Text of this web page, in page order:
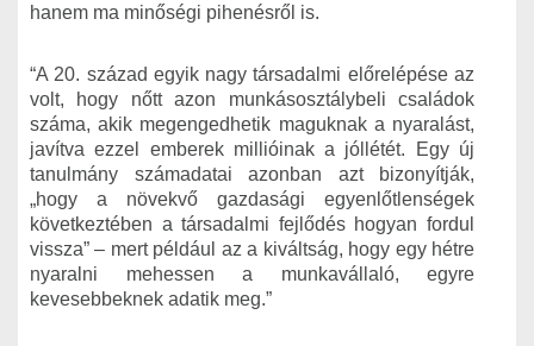
hanem ma minőségi pihenésről is.
“A 20. század egyik nagy társadalmi előrelépése az
volt, hogy nőtt azon munkásosztálybeli családok
száma, akik megengedhetik maguknak a nyaralást,
javítva ezzel emberek millióinak a jóllétét. Egy új
tanulmány számadatai azonban azt bizonyítják,
„hogy a növekvő gazdasági egyenlőtlenségek
következtében a társadalmi fejlődés hogyan fordul
vissza” – mert például az a kiváltság, hogy egy hétre
nyaralni mehessen a munkavállaló, egyre
kevesebbeknek adatik meg.”